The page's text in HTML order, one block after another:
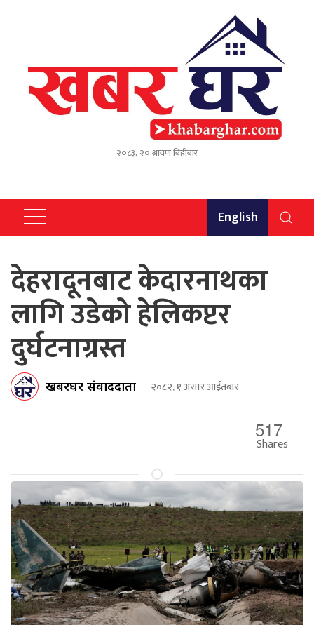
२०८३, २० श्रावण बिहीबार
English
देहरादूनबाट केदारनाथका
लागि उडेको हेलिकप्टर
दुर्घटनाग्रस्त
खबरघर संवाददाता २०८२, १ असार आईतबार
517
Shares